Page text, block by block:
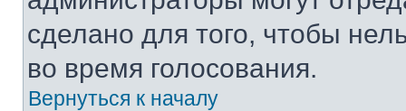
сделано для того, чтобы
во время голосования.
Вернуться к началу